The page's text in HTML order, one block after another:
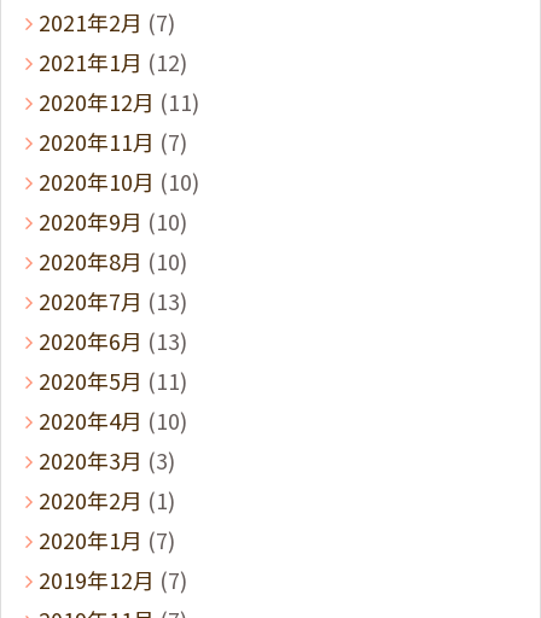
2021年2月 (7)
2021年1月 (12)
2020年12月 (11)
2020年11月 (7)
2020年10月 (10)
2020年9月 (10)
2020年8月 (10)
2020年7月 (13)
2020年6月 (13)
2020年5月 (11)
2020年4月 (10)
2020年3月 (3)
2020年2月 (1)
2020年1月 (7)
2019年12月 (7)